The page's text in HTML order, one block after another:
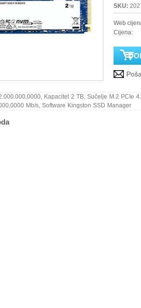
SKU:
Web
Cijena:
Kapacitet 2 TB, Sučelje M.2 PCIe
Mb/s, Software Kingston SSD Manager